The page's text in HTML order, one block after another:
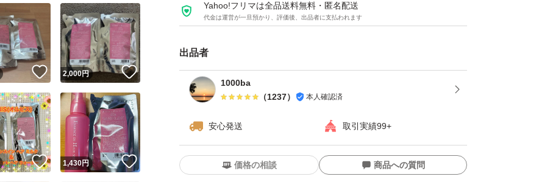
Yahoo!フリマは全品送料無料・匿名配送
代金は運営が一旦預かり、評価後、出品者に支払われます
出品者
1000ba
（1237） 本人確認済
安心発送 取引実績99+
価格の相談 商品への質問
いいね！
2,000円 いいね！
いいね！
1,430円 いいね！